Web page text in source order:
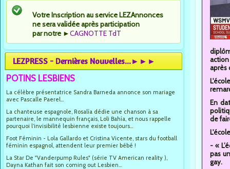
Votre Inscription au service LEZAnnonces
ne sera validée après participation
par notre ►CAGNOTTE TdT
LEZPRESS - Dernières Nouvelles...►►►
POTINS LESBIENS
La célèbre présentatrice Sandra Barneda annonce son mariage
avec Pascalle Paerel...
La chanteuse espagnole, Rosalía dédie une chanson à sa
partenaire, le mannequin français, Loli Bahía, et nous rappelle
pourquoi l’invisibilité lesbienne existe toujours...
Foot Féminin - Lola Gallardo et Cristina Vicente, stars du football
féminin espagnol, attendent leur premier bébé !
La Star De "Vanderpump Rules" (série TV American reality ),
Dayna Kathan fait son coming out Lesbien...
action
après
En
de
- «
pas
gay.